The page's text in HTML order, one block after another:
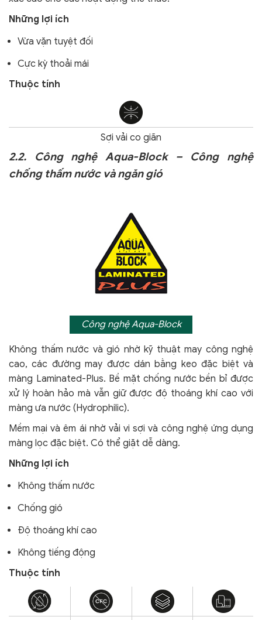
Những lợi ích
Vừa vặn tuyệt đối
Cực kỳ thoải mái
Thuộc tính
Sợi vải co giãn
2.2. Công nghệ Aqua-Block – Công nghệ
chống thấm nước và ngăn gió
Công nghệ Aqua-Block
Không thấm nước và gió nhờ kỹ thuật may công nghệ
cao, các đường may được dán bằng keo đặc biệt và
màng Laminated-Plus. Bề mặt chống nước bền bỉ được
xử lý hoàn hảo mà vẫn giữ được độ thoáng khí cao với
màng ưa nước (Hydrophilic).
Mềm mại và êm ái nhờ vải vi sợi và công nghệ ứng dụng
màng lọc đặc biệt. Có thể giặt dễ dàng.
Những lợi ích
Không thấm nước
Chống gió
Độ thoáng khí cao
Không tiếng động
Thuộc tính